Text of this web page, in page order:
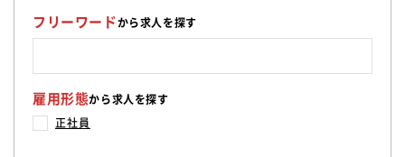
フリーワードから求人を探す
雇用形態から求人を探す
正社員